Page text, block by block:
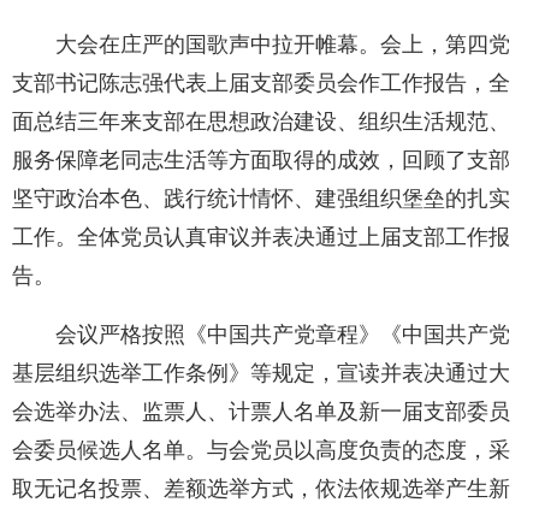
大会在庄严的国歌声中拉开帷幕。会上，第四党
支部书记陈志强代表上届支部委员会作工作报告，全
面总结三年来支部在思想政治建设、组织生活规范、
服务保障老同志生活等方面取得的成效，回顾了支部
坚守政治本色、践行统计情怀、建强组织堡垒的扎实
工作。全体党员认真审议并表决通过上届支部工作报
告。
会议严格按照《中国共产党章程》《中国共产党
基层组织选举工作条例》等规定，宣读并表决通过大
会选举办法、监票人、计票人名单及新一届支部委员
会委员候选人名单。与会党员以高度负责的态度，采
取无记名投票、差额选举方式，依法依规选举产生新